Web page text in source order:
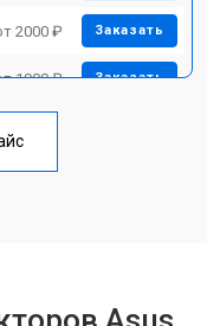
2000 ₽ Заказать
1900 ₽ Заказать